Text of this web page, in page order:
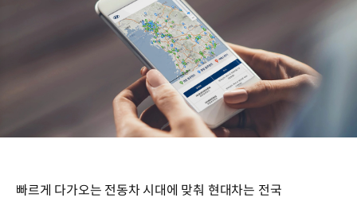
빠르게 다가오는 전동차 시대에 맞춰 현대차는 전국